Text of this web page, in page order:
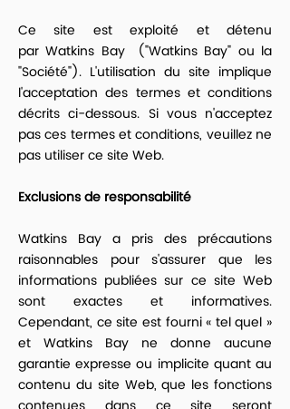
Ce site est exploité et détenu
par Watkins Bay ("Watkins Bay" ou la
"Société"). L'utilisation du site implique
l'acceptation des termes et conditions
décrits ci-dessous. Si vous n'acceptez
pas ces termes et conditions, veuillez ne
pas utiliser ce site Web.
Exclusions de responsabilité
Watkins Bay a pris des précautions
raisonnables pour s'assurer que les
informations publiées sur ce site Web
sont exactes et informatives.
Cependant, ce site est fourni « tel quel »
et Watkins Bay ne donne aucune
garantie expresse ou implicite quant au
contenu du site Web, que les fonctions